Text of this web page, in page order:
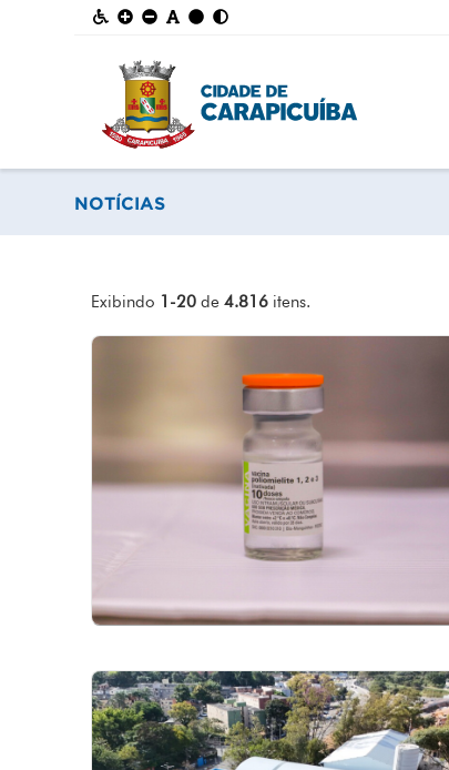
NOTÍCIAS
Exibindo 1-20 de4.816 itens.